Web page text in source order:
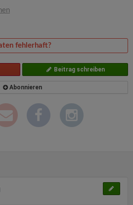
fehlerhaft?
Beitrag schreiben
Abonnieren